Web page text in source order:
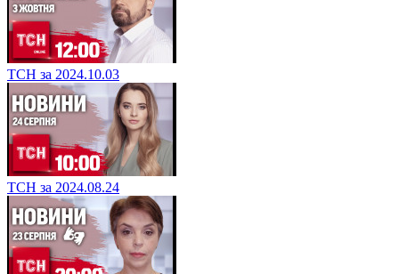
ТСН за 2024.10.03
ТСН за 2024.08.24